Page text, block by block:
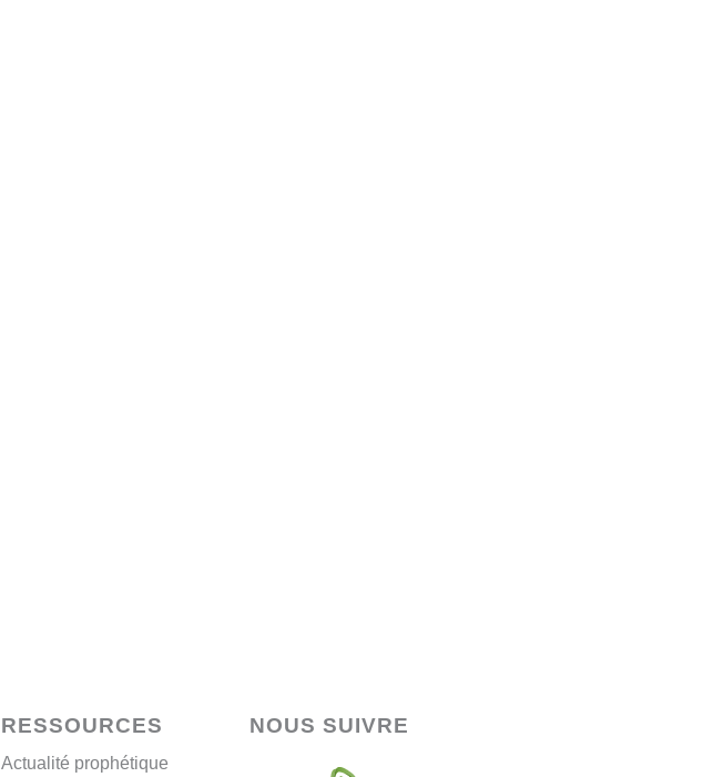
RESSOURCES​
Actualité prophétique
NOUS SUIVRE